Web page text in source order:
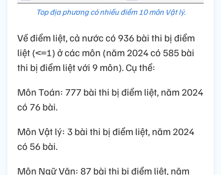
Top địa phương có nhiều điểm 10 môn Vật lý.
Về điểm liệt, cả nước có 936 bài thi bị điểm
liệt (<=1) ở các môn (năm 2024 có 585 bài
thi bị điểm liệt với 9 môn). Cụ thể:
Môn Toán: 777 bài thi bị điểm liệt, năm 2024
có 76 bài.
Môn Vật lý: 3 bài thi bị điểm liệt, năm 2024
có 56 bài.
Môn Ngữ Văn: 87 bài thi bị điểm liệt, năm